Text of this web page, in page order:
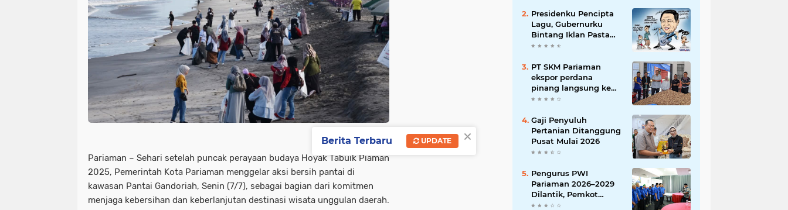
Pariaman – Sehari setelah puncak perayaan budaya Hoyak Tabuik Piaman
2025, Pemerintah Kota Pariaman menggelar aksi bersih pantai di
kawasan Pantai Gandoriah, Senin (7/7), sebagai bagian dari komitmen
menjaga kebersihan dan keberlanjutan destinasi wisata unggulan daerah.
Presidenku Pencipta
Lagu, Gubernurku
Bintang Iklan Pasta
Gigi
PT SKM Pariaman
ekspor perdana
pinang langsung ke
India
Gaji Penyuluh
Pertanian Ditanggung
Pusat Mulai 2026
Pengurus PWI
Pariaman 2026–2029
Dilantik, Pemkot
Tekankan Sinergi dan
×
Berita Terbaru UPDATE